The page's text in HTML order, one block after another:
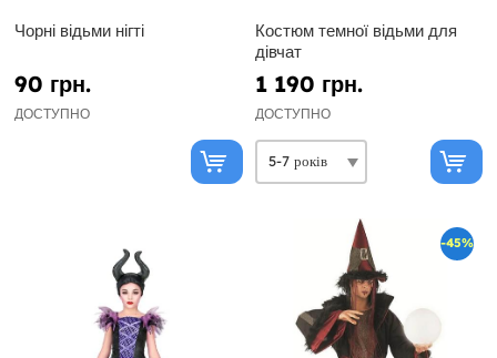
Чорні відьми нігті
90 грн.
ДОСТУПНО
Костюм темної відьми для
дівчат
1 190 грн.
ДОСТУПНО
-45%